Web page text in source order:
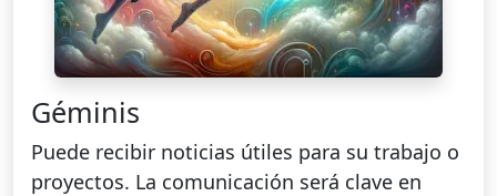
Géminis
Puede recibir noticias útiles para su trabajo o
proyectos. La comunicación será clave en